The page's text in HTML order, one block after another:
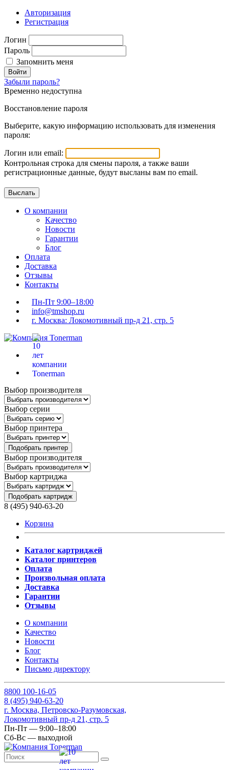
Авторизация
Регистрация
Логин
Пароль
Запомнить меня
Войти
Забыли пароль?
Временно недоступна
Восстановление пароля
Выберите, какую информацию использовать для изменения
пароля:
Логин или email:
Контрольная строка для смены пароля, а также ваши
регистрационные данные, будут высланы вам по email.
О компании
Качество
Новости
Гарантии
Блог
Оплата
Доставка
Отзывы
Контакты
Пн-Пт 9:00–18:00
info@tmshop.ru
г. Москва: Локомотивный пр-д 21, стр. 5
Выбор производителя
Выбор серии
Выбор принтера
Подобрать принтер
Выбор производителя
Выбор картриджа
Подобрать картридж
8 (495) 940-63-20
Корзина
Каталог картриджей
Каталог принтеров
Оплата
Произвольная оплата
Доставка
Гарантии
Отзывы
О компании
Качество
Новости
Блог
Контакты
Письмо директору
8800 100-16-05
8 (495) 940-63-20
г. Москва, Петровско-Разумовская,
Локомотивный пр-д 21, стр. 5
Пн-Пт — 9:00–18:00
Сб-Вс — выходной